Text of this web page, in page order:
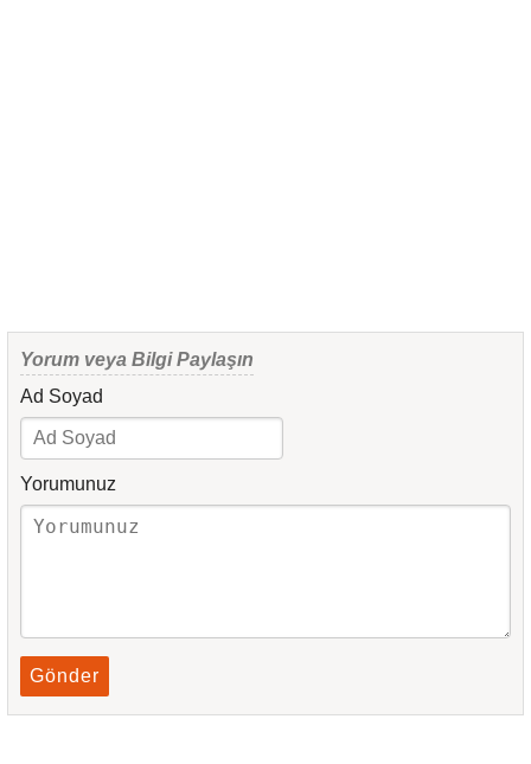
Yorum veya Bilgi Paylaşın
Ad Soyad
Yorumunuz
Gönder